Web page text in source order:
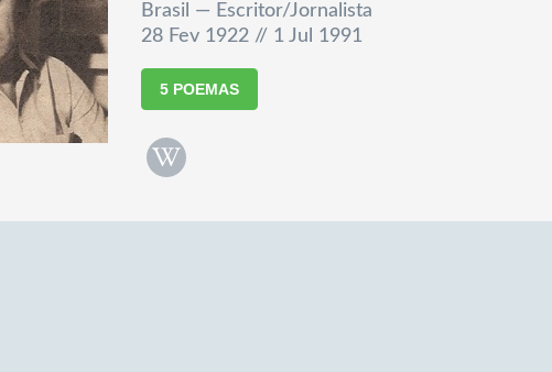
Brasil — Escritor/Jornalista
28 Fev 1922 // 1 Jul 1991
5 POEMAS